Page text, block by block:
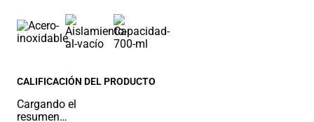
CALIFICACIÓN DEL PRODUCTO
Cargando el
resumen…